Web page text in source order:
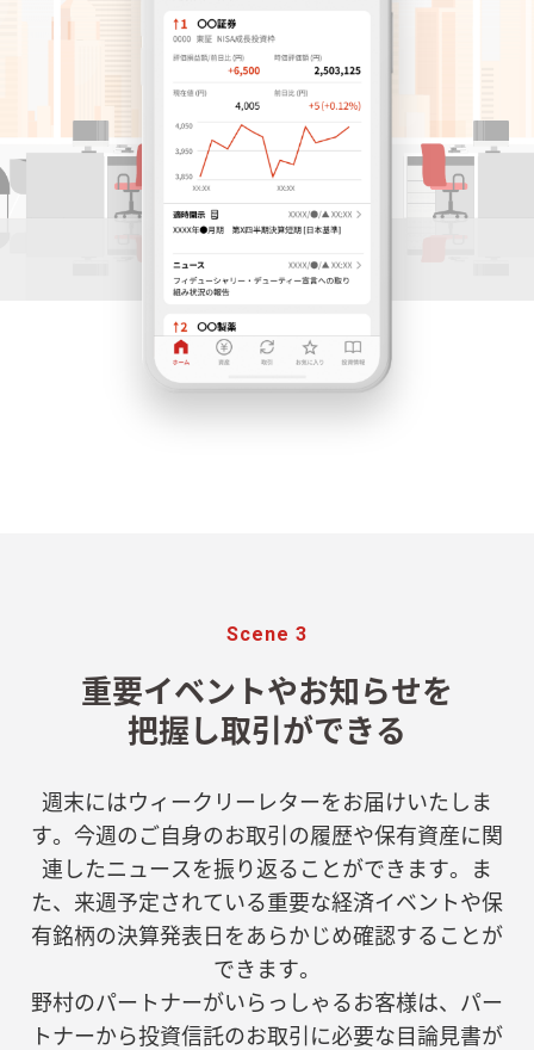
Scene 3
重要イベントやお知らせを
把握し取引ができる
週末にはウィークリーレターをお届けいたしま
す。今週のご自身のお取引の履歴や保有資産に関
連したニュースを振り返ることができます。ま
た、来週予定されている重要な経済イベントや保
有銘柄の決算発表日をあらかじめ確認することが
できます。
野村のパートナーがいらっしゃるお客様は、パー
トナーから投資信託のお取引に必要な目論見書が